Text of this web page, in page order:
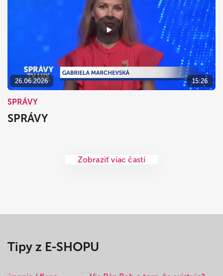
26.06.2026 15:26
SPRÁVY
SPRÁVY
Zobraziť viac častí
Tipy z E-SHOPU